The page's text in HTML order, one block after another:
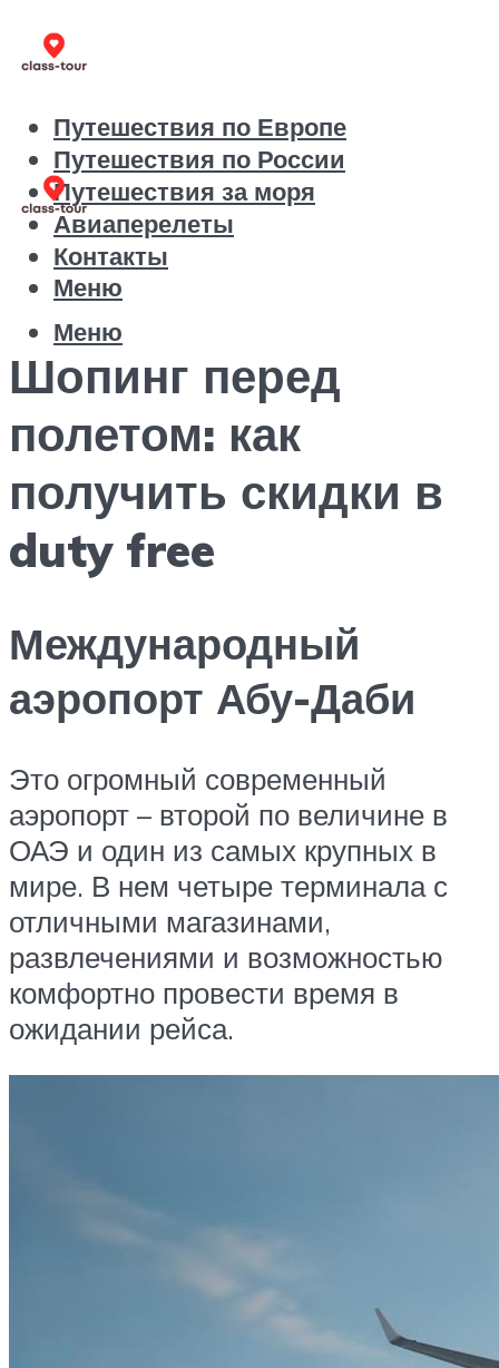
Путешествия по Европе
Путешествия по России
Путешествия за моря
Авиаперелеты
Контакты
Меню
Меню
Шопинг перед
полетом: как
получить скидки в
duty free
Международный
аэропорт Абу-Даби
Это огромный современный
аэропорт – второй по величине в
ОАЭ и один из самых крупных в
мире. В нем четыре терминала с
отличными магазинами,
развлечениями и возможностью
комфортно провести время в
ожидании рейса.